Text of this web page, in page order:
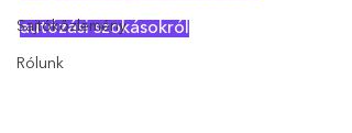
Sajtóközlemény
Rólunk
autózási szokásokról